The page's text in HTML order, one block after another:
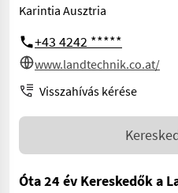
Karintia Ausztria
+43 4242 *****
www.landtechnik.co.at/
Visszahívás kérése
Óta 24 év Kereskedők a